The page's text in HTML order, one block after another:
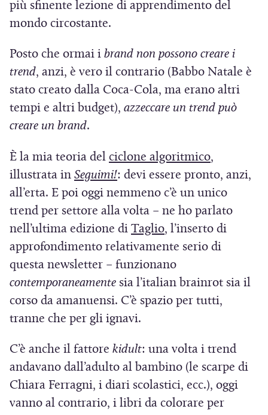
più sfinente lezione di apprendimento del
mondo circostante.
Posto che ormai i brand non possono creare i
trend, anzi, è vero il contrario (Babbo Natale è
stato creato dalla Coca-Cola, ma erano altri
tempi e altri budget), azzeccare un trend può
creare un brand.
È la mia teoria del ciclone algoritmico(
S
i
a
p
r
i
n
a
n
u
o
,
illustrata in Seguimi!(
S
i
a
p
r
e
i
n
n
a
n
u
: devi essere pronto, anzi,
all’erta. E poi oggi nemmeno c’è un unico
trend per settore alla volta – ne ho parlato
nell’ultima edizione di Taglio(
S
i
a
p
i
n
u
n
, l’inserto di
approfondimento relativamente serio di
questa newsletter – funzionano
contemporaneamente sia l’italian brainrot sia il
corso da amanuensi. C’è spazio per tutti,
tranne che per gli ignavi.
C’è anche il fattore kidult: una volta i trend
andavano dall’adulto al bambino (le scarpe di
Chiara Ferragni, i diari scolastici, ecc.), oggi
vanno al contrario, i libri da colorare per